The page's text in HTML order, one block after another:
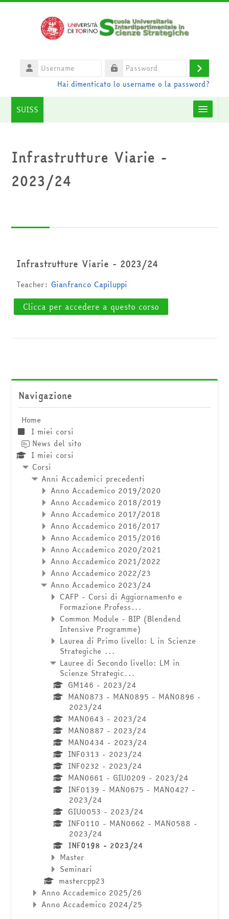
Vai al contenuto principale
Username
Login
Hai dimenticato lo username o la password?
SUISS
UniTO
HelpDesk
Infrastrutture Viarie -
2023/24
Infrastrutture Viarie - 2023/24
Teacher: Gianfranco Capiluppi
Clicca per accedere a questo corso
Navigazione
Home
I miei corsi
News del sito
I miei corsi
Corsi
Anni Accademici precedenti
Anno Accademico 2019/2020
Anno Accademico 2018/2019
Anno Accademico 2017/2018
Anno Accademico 2016/2017
Anno Accademico 2015/2016
Anno Accademico 2020/2021
Anno Accademico 2021/2022
Anno Accademico 2022/23
Anno Accademico 2023/24
CAFP - Corsi di Aggiornamento e
Formazione Profess...
Common Module - BIP (Blendend
Intensive Programme)
Laurea di Primo livello: L in Scienze
Strategiche ...
Lauree di Secondo livello: LM in
Scienze Strategic...
GM146 - 2023/24
MAN0873 - MAN0895 - MAN0896 -
2023/24
MAN0643 - 2023/24
MAN0887 - 2023/24
MAN0434 - 2023/24
INF0313 - 2023/24
INF0232 - 2023/24
MAN0661 - GIU0209 - 2023/24
INF0139 - MAN0675 - MAN0427 -
2023/24
GIU0053 - 2023/24
INF0110 - MAN0662 - MAN0588 -
2023/24
INF0198 - 2023/24
Master
Seminari
mastercpp23
Anno Accademico 2025/26
Anno Accademico 2024/25